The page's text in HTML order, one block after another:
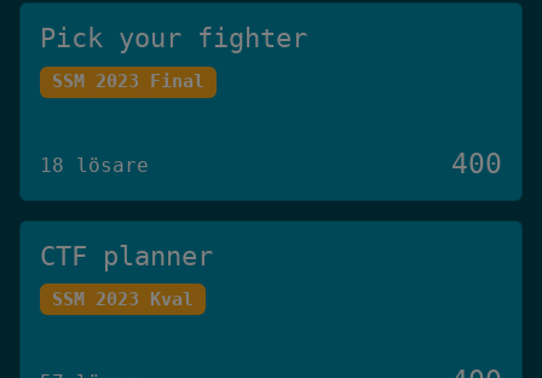
Pick your fighter
SSM 2023 Final
18 lösare 400
CTF planner
SSM 2023 Kval